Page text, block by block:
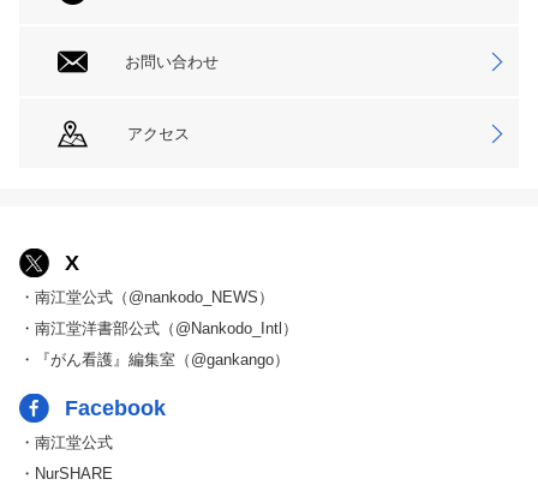
お問い合わせ
アクセス
X
・南江堂公式（@nankodo_NEWS）
・南江堂洋書部公式（@Nankodo_Intl）
・『がん看護』編集室（@gankango）
Facebook
・南江堂公式
・NurSHARE